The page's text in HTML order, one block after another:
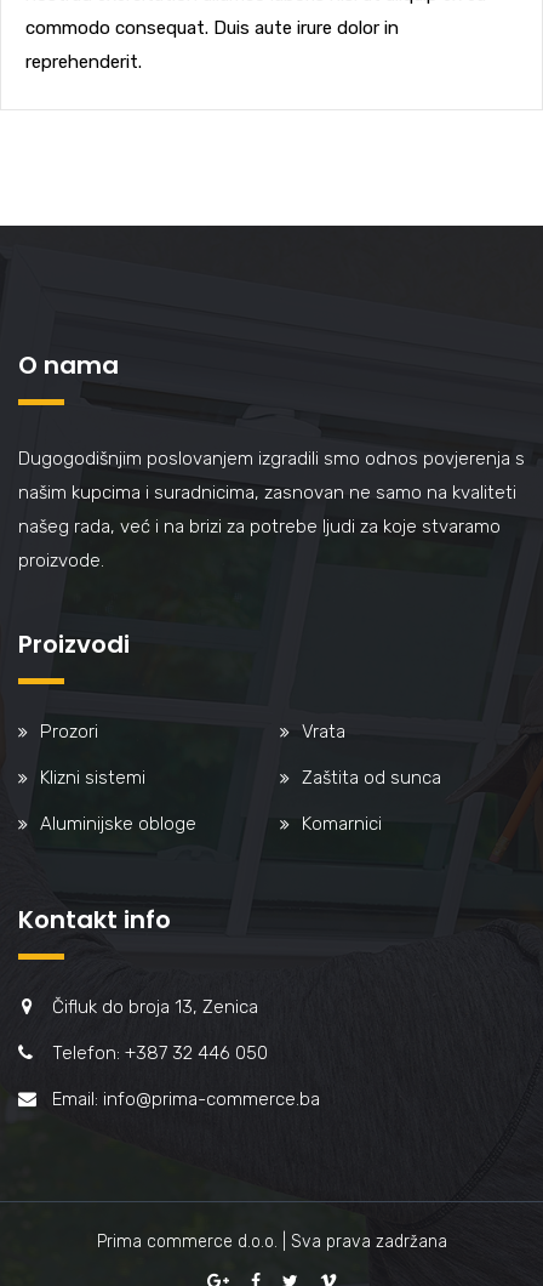
commodo consequat. Duis aute irure dolor in
reprehenderit.
O nama
Dugogodišnjim poslovanjem izgradili smo odnos povjerenja s
našim kupcima i suradnicima, zasnovan ne samo na kvaliteti
našeg rada, već i na brizi za potrebe ljudi za koje stvaramo
proizvode.
Proizvodi
Prozori Vrata
Klizni sistemi Zaštita od sunca
Aluminijske obloge Komarnici
Kontakt info
Čifluk do broja 13, Zenica
Telefon: +387 32 446 050
Email: info@prima-commerce.ba
Prima commerce d.o.o. | Sva prava zadržana